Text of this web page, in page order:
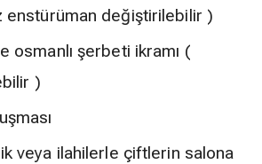
enstürüman değiştirilebilir )
osmanlı şerbeti ikramı (
)
veya ilahilerle çiftlerin salona